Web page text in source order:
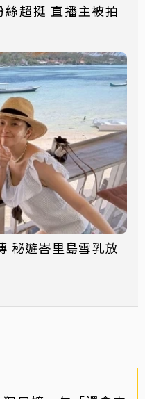
超挺 直播主被拍
秘遊峇里島雪乳放